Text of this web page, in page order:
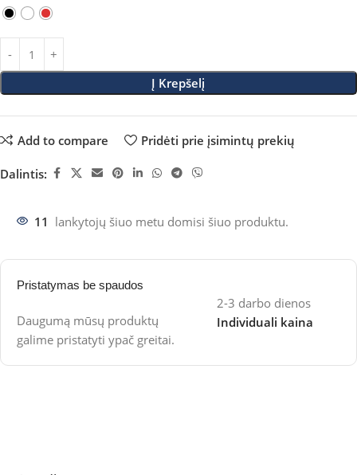
Į Krepšelį
Add to compare Pridėti prie įsimintų prekių
Dalintis:
11 lankytojų šiuo metu domisi šiuo produktu.
Pristatymas be spaudos
Daugumą mūsų produktų
galime pristatyti ypač greitai.
2-3 darbo dienos
Individuali kaina